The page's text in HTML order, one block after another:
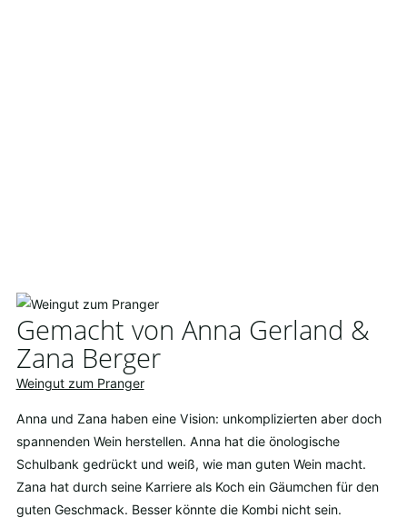
Gemacht von Anna Gerland &
Zana Berger
Weingut zum Pranger
Anna und Zana haben eine Vision: unkomplizierten aber doch
spannenden Wein herstellen. Anna hat die önologische
Schulbank gedrückt und weiß, wie man guten Wein macht.
Zana hat durch seine Karriere als Koch ein Gäumchen für den
guten Geschmack. Besser könnte die Kombi nicht sein.